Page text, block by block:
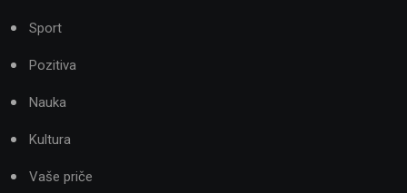
Sport
Pozitiva
Nauka
Kultura
Vaše priče